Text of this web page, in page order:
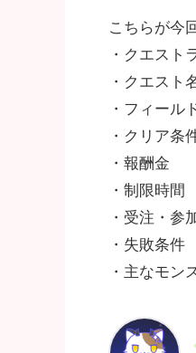
こちらが今
・クエスト
・クエス
・フィー
・クリア
・報酬
・制限
・受注・参
・失敗条
・主なモン